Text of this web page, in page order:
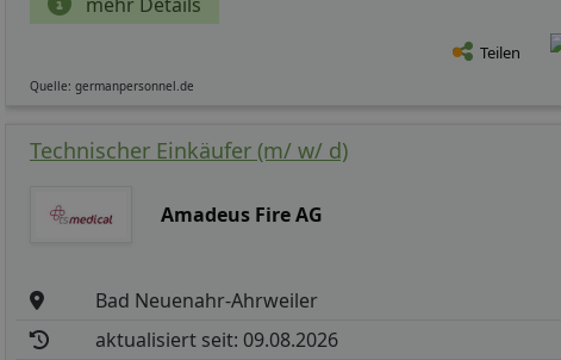
Teilen
Quelle: germanpersonnel.de
Technischer Einkäufer (m/ w/ d)
Amadeus Fire AG
Bad Neuenahr-Ahrweiler
aktualisiert seit: 09.08.2026